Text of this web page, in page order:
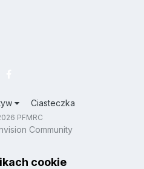
Ciasteczka
PFMRC
Community
cookie